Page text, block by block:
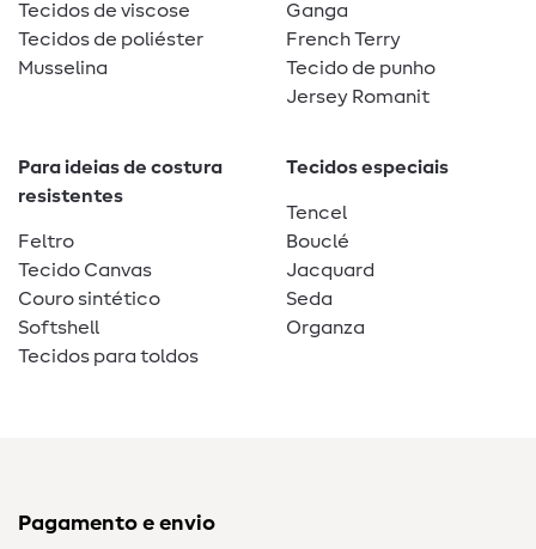
Tecidos de viscose
Tecidos de poliéster
Musselina
Ganga
French Terry
Tecido de punho
Jersey Romanit
Para ideias de costura
resistentes
Feltro
Tecido Canvas
Couro sintético
Softshell
Tecidos para toldos
Tecidos especiais
Tencel
Bouclé
Jacquard
Seda
Organza
Pagamento e envio